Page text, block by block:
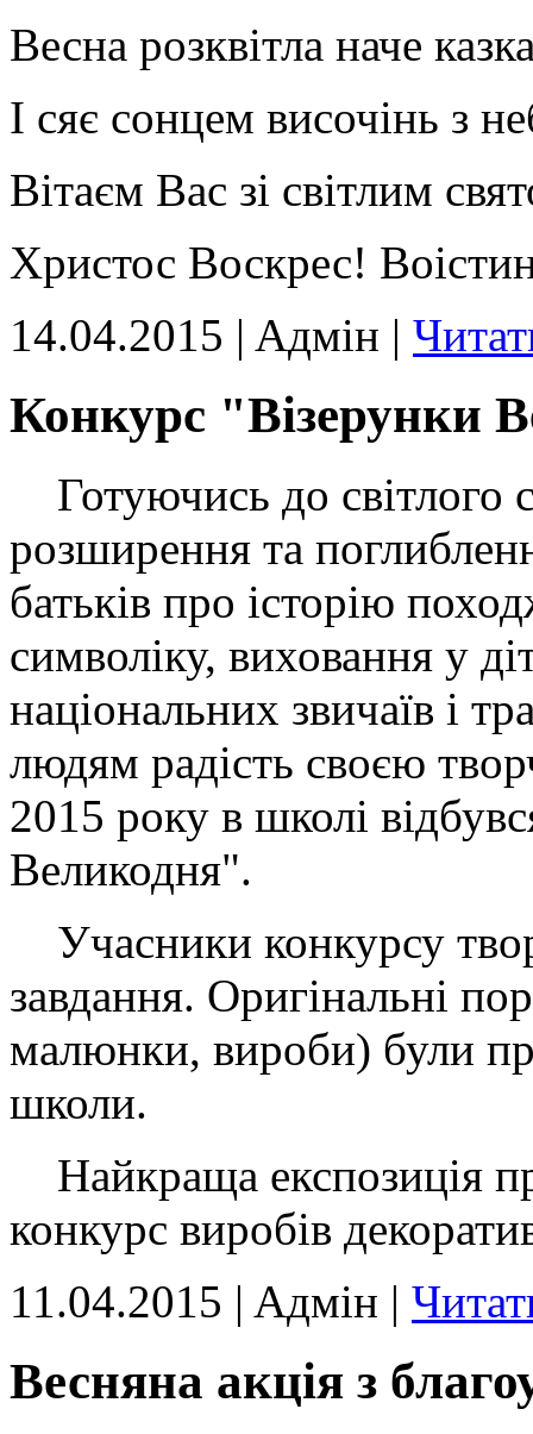
Весна розквітла наче
І сяє сонцем височінь з
Вітаєм Вас зі світлим
Христос Воскрес!
14.04.2015 | Aдмін |
Конкурс "Візерунки
Готуючись до світлого
розширення та
батьків про історію
символіку, виховання у
національних звичаїв і
людям радість своєю
2015 року в школі
Великодня".
Учасники конкурсу
завдання. Оригінальні
малюнки, вироби) були
школи.
Найкраща експозиція
конкурс виробів
11.04.2015 | Aдмін |
Весняна акція з